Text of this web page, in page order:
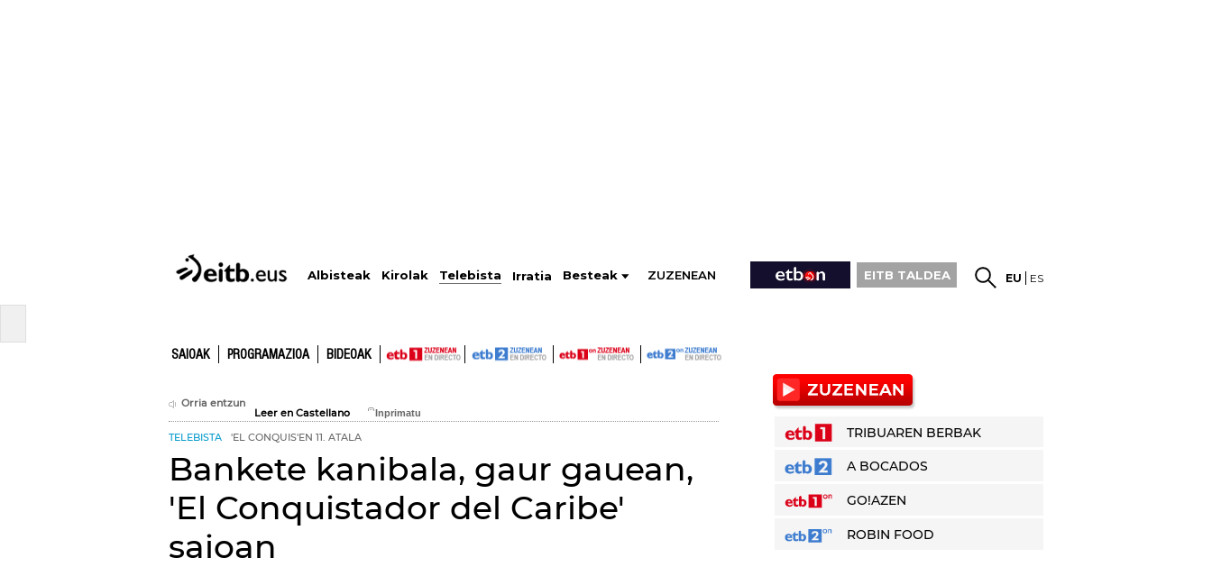
Albisteak Kirolak Telebista Irratia Besteak ZUZENEAN EITB TALDEA EU ES
SAIOAK PROGRAMAZIOA BIDEOAK
Orria entzun
Leer en Castellano
TELEBISTA 'EL CONQUIS'EN 11. ATALA
Bankete kanibala, gaur gauean,
'El Conquistador del Caribe'
saioan
TRIBUAREN BERBAK
A BOCADOS
GO!AZEN
ROBIN FOOD